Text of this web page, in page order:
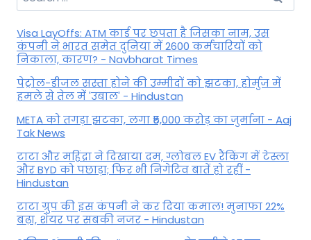
for:
Visa LayOffs: ATM कार्ड पर छपता है जिसका नाम, उस
कंपनी ने भारत समेत दुनिया में 2600 कर्मचारियों को
निकाला, कारण? - Navbharat Times
पेट्रोल-डीजल सस्ता होने की उम्मीदों को झटका, होर्मुज में
हमले से तेल में 'उबाल' - Hindustan
META को तगड़ा झटका, लगा ₹5,000 करोड़ का जुर्माना - Aaj
Tak News
टाटा और महिंद्रा ने दिखाया दम, ग्लोबल EV रैंकिंग में टेस्ला
और BYD को पछाड़ा; फिर भी निगेटिव बातें हो रहीं -
Hindustan
टाटा ग्रुप की इस कंपनी ने कर दिया कमाल! मुनाफा 22%
बढ़ा, शेयर पर सबकी नजर - Hindustan